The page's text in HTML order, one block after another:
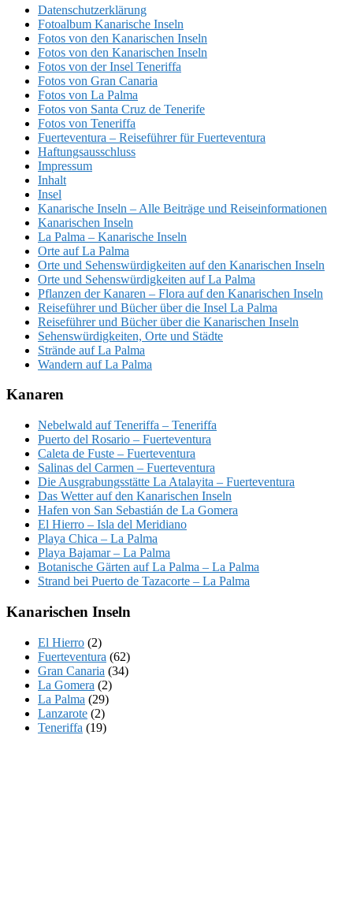
Datenschutzerklärung
Fotoalbum Kanarische Inseln
Fotos von den Kanarischen Inseln
Fotos von den Kanarischen Inseln
Fotos von der Insel Teneriffa
Fotos von Gran Canaria
Fotos von La Palma
Fotos von Santa Cruz de Tenerife
Fotos von Teneriffa
Fuerteventura – Reiseführer für Fuerteventura
Haftungsausschluss
Impressum
Inhalt
Insel
Kanarische Inseln – Alle Beiträge und Reiseinformationen
Kanarischen Inseln
La Palma – Kanarische Inseln
Orte auf La Palma
Orte und Sehenswürdigkeiten auf den Kanarischen Inseln
Orte und Sehenswürdigkeiten auf La Palma
Pflanzen der Kanaren – Flora auf den Kanarischen Inseln
Reiseführer und Bücher über die Insel La Palma
Reiseführer und Bücher über die Kanarischen Inseln
Sehenswürdigkeiten, Orte und Städte
Strände auf La Palma
Wandern auf La Palma
Kanaren
Nebelwald auf Teneriffa – Teneriffa
Puerto del Rosario – Fuerteventura
Caleta de Fuste – Fuerteventura
Salinas del Carmen – Fuerteventura
Die Ausgrabungsstätte La Atalayita – Fuerteventura
Das Wetter auf den Kanarischen Inseln
Hafen von San Sebastián de La Gomera
El Hierro – Isla del Meridiano
Playa Chica – La Palma
Playa Bajamar – La Palma
Botanische Gärten auf La Palma – La Palma
Strand bei Puerto de Tazacorte – La Palma
Kanarischen Inseln
El Hierro (2)
Fuerteventura (62)
Gran Canaria (34)
La Gomera (2)
La Palma (29)
Lanzarote (2)
Teneriffa (19)